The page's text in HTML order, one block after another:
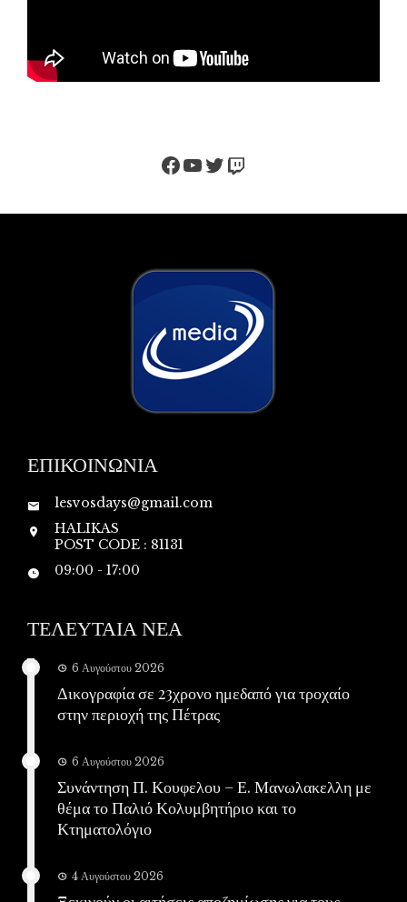
Facebook
YouTube
Twitter
Twitch
ΕΠΙΚΟΙΝΩΝΙΑ
lesvosdays@gmail.com
HALIKAS
POST CODE : 81131
09:00 - 17:00
ΤΕΛΕΥΤΑΙΑ ΝΕΑ
6 Αυγούστου 2026
Δικογραφία σε 23χρονο ημεδαπό για τροχαίο
στην περιοχή της Πέτρας
6 Αυγούστου 2026
Συνάντηση Π. Κουφελου – Ε. Μανωλακελλη με
θέμα το Παλιό Κολυμβητήριο και το
Κτηματολόγιο
4 Αυγούστου 2026